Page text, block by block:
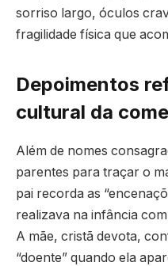
sorriso largo, óculos
fragilidade física que
Depoimentos
cultural da
Além de nomes
parentes para traçar o
pai recorda as
realizava na infância
A mãe, cristã devota,
“doente” quando ela